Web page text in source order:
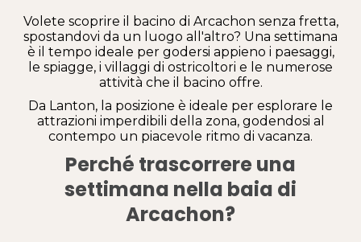
Volete scoprire il bacino di Arcachon senza fretta,
spostandovi da un luogo all'altro? Una settimana
è il tempo ideale per godersi appieno i paesaggi,
le spiagge, i villaggi di ostricoltori e le numerose
attività che il bacino offre.
Da Lanton, la posizione è ideale per esplorare le
attrazioni imperdibili della zona, godendosi al
contempo un piacevole ritmo di vacanza.
Perché trascorrere una
settimana nella baia di
Arcachon?